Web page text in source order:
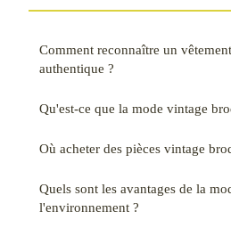
Comment reconnaître un
authentique ?
Qu'est-ce que la mode vintage
Où acheter des pièces vintage
Quels sont les avantages de la
l'environnement ?